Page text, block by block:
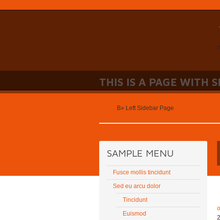
THIS IS A PAGE WITH
В» Left Sidebar Page
SAMPLE MENU
Fusce mollis tincidunt
Sed eu arcu dolor
Tincidunt
Euismod